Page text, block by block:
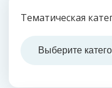
Тематическая